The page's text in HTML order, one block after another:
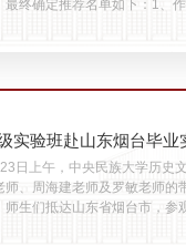
最终确定推荐名单如下：1、
实验班赴山东烟台毕业
日上午，中央民族大学历史
师、周海建老师及罗敏老师的
师生们抵达山东省烟台市，参